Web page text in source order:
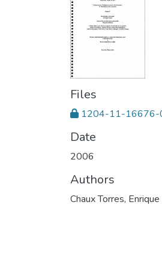
Files
1204-11-16676-
Date
2006
Authors
Chaux Torres, Enrique